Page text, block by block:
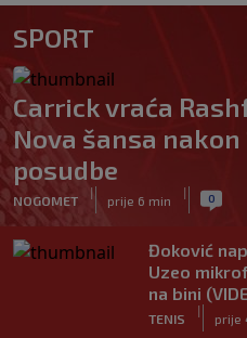
SPORT
Carrick vraća
Nova šansa nakon
posudbe
NOGOMET
|
prije 6 min
| 0
Đoković
Uzeo
na bini
TENIS
|
prije